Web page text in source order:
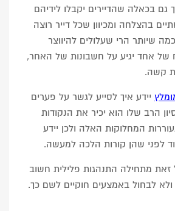
גם בכאלה שהדיירים יקבלו לידיהם
בהצלחה ומכיוון שכל דייר רוצה
שיותר הרי שעלולים להיווצר
של אחד יגיע על חשבונות של האחר,
קשה.
יידע איך לסייע לגשר על פערים
הרב שלו הוא יכיר את הנקודות
המחלוקות האלה ולכן יידע
לפני שהן קורות הלכה למעשה.
מתחילה התנהגות פלילית חשוב
לבחול באמצעים חוקיים לשם כך.